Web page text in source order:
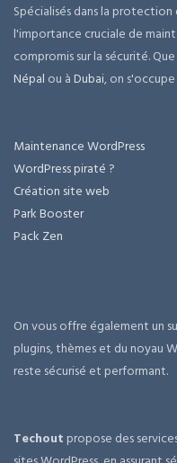
Spécialisés dans la
l'importance cruciale de
compromis sur la sécurité.
Népal ou àDubai, on
Maintenance WordPress
WordPress piraté ?
Création site web
Park Booster
Pack Zen
On vous offre également un
plugins, thèmes et du noyau
reste sécurisé et performant.
Techout propose des